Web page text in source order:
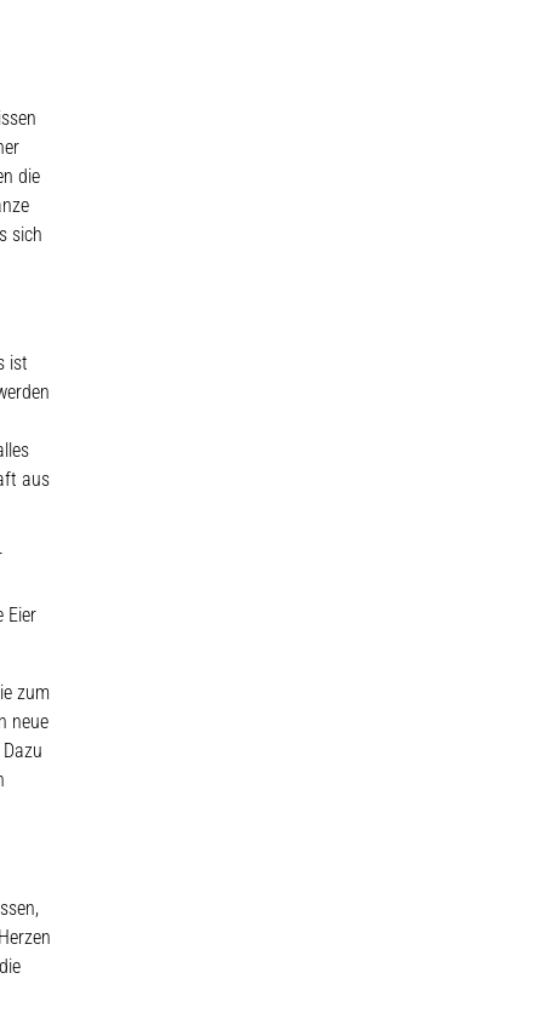
die
sich
ist
aus
Eier
zum
neue